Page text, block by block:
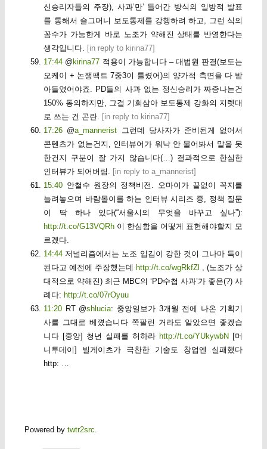
신승리자들의 주장), 사과’만’ 들어간 방식의 일방적 발표
를 통해서 슬그머니 보도통제를 강행하려 하고, 그런 식의
꼼수가 가능한게 바로 노조가 약해진 상태를 반영한다는
생각입니다.
[in reply to kirina77]
17:44 @ kirina77 적용이 가능합니다 – 대법원 판결(보도는
오케이 + 논쟁팩트 7중3이 틀렸어)의 양가적 측면을 다 받
아들였어야죠. PD들의 사과 없는 정신승리가 짜증나는건
150% 동의하지만, 그걸 기회삼아 보도통제 강화의 지렛대
로 쓰는 건 곤란.
[in reply to kirina77]
17:26 @a_mannerist 그런데 당사자가 준비된게 없어서
콘텐츠가 없는건지, 인터뷰어가 워낙 안 물어봐서 말을 못
한건지 구분이 잘 가지 않습니다(…) 결과적으로 한심한
인터뷰가 되어버림.
[in reply to a_mannerist]
15:40 안철수 원장의 정책비전. 오마이가 끝없이 꼭지를
늘려놓으며 바람몰이를 하는 인터뷰 시리즈 중, 정책 질문
이 딱 하나 있다(“서울시의 무엇을 바꾸고 싶나”):
http://t.co/G13VQRh 이 한심함을 어떻게 표현해야할지 모
르겠다.
14:44 저널리즘에서는 노조 입김이 강한 것이 그나마 득이
된다고 예전에 주장했는데 http://t.co/wgRkfZl
, (노조가 상
대적으로 약해진) 최근 MBC의 ‘PD수첩 사과’가 좋은(?) 사
례다: http://t.co/07rOyuu
11:20 RT @shlucia: 중앙일보가 3개월 전에 나온 기획기
사를 그대로 베꼈습니다 쪽팔린 거라도 알았으면 좋겠습
니다 [중앙] 청년 실패를 허하라 http://t.co/YUkywbN [머
니투데이] 빌게이츠가 극찬한 기술도 창업엔 실패했다
http: …
Powered by twtr2src.